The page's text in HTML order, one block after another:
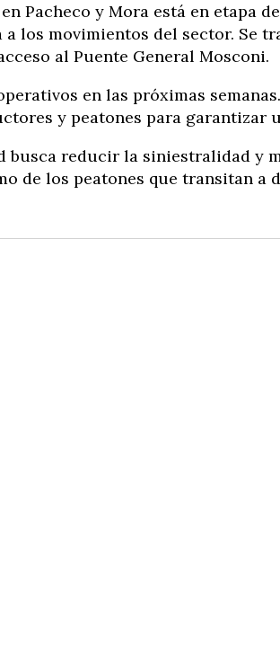
Pacheco y Mora está en etapa
a los movimientos del sector. Se
al Puente General Mosconi.
en las próximas
y peatones para garantizar
busca reducir la siniestralidad y
de los peatones que transitan a